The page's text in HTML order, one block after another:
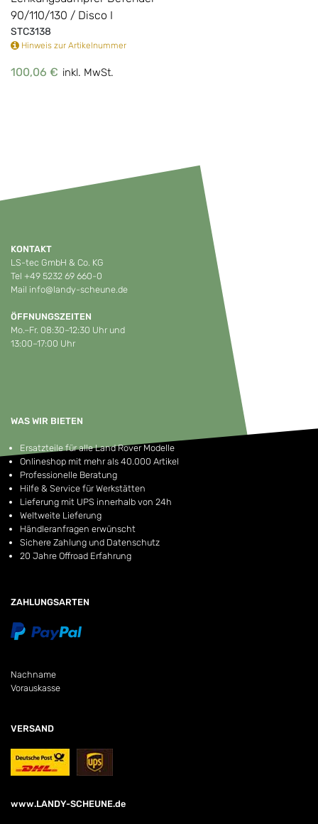
90/110/130 / Disco I
STC3138
Hinweis zur Artikelnummer
100,06 € inkl. MwSt.
KONTAKT
LS-tec GmbH & Co. KG
Tel +49 5232 69 660-0
Mail info@landy-scheune.de
ÖFFNUNGSZEITEN
Mo.–Fr. 08:30–12:30 Uhr und
13:00–17:00 Uhr
WAS WIR BIETEN
Ersatzteile für alle Land Rover Modelle
Onlineshop mit mehr als 40.000 Artikel
Professionelle Beratung
Hilfe & Service für Werkstätten
Lieferung mit UPS innerhalb von 24h
Weltweite Lieferung
Händleranfragen erwünscht
Sichere Zahlung und Datenschutz
20 Jahre Offroad Erfahrung
ZAHLUNGSARTEN
Nachname
Vorauskasse
VERSAND
www.LANDY-SCHEUNE.de